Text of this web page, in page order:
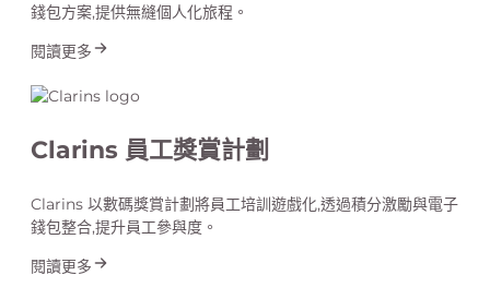
錢包方案,提供無縫個人化旅程。
閱讀更多
Clarins 員工獎賞計劃
Clarins 以數碼獎賞計劃將員工培訓遊戲化,透過積分激勵與電子
錢包整合,提升員工參與度。
閱讀更多